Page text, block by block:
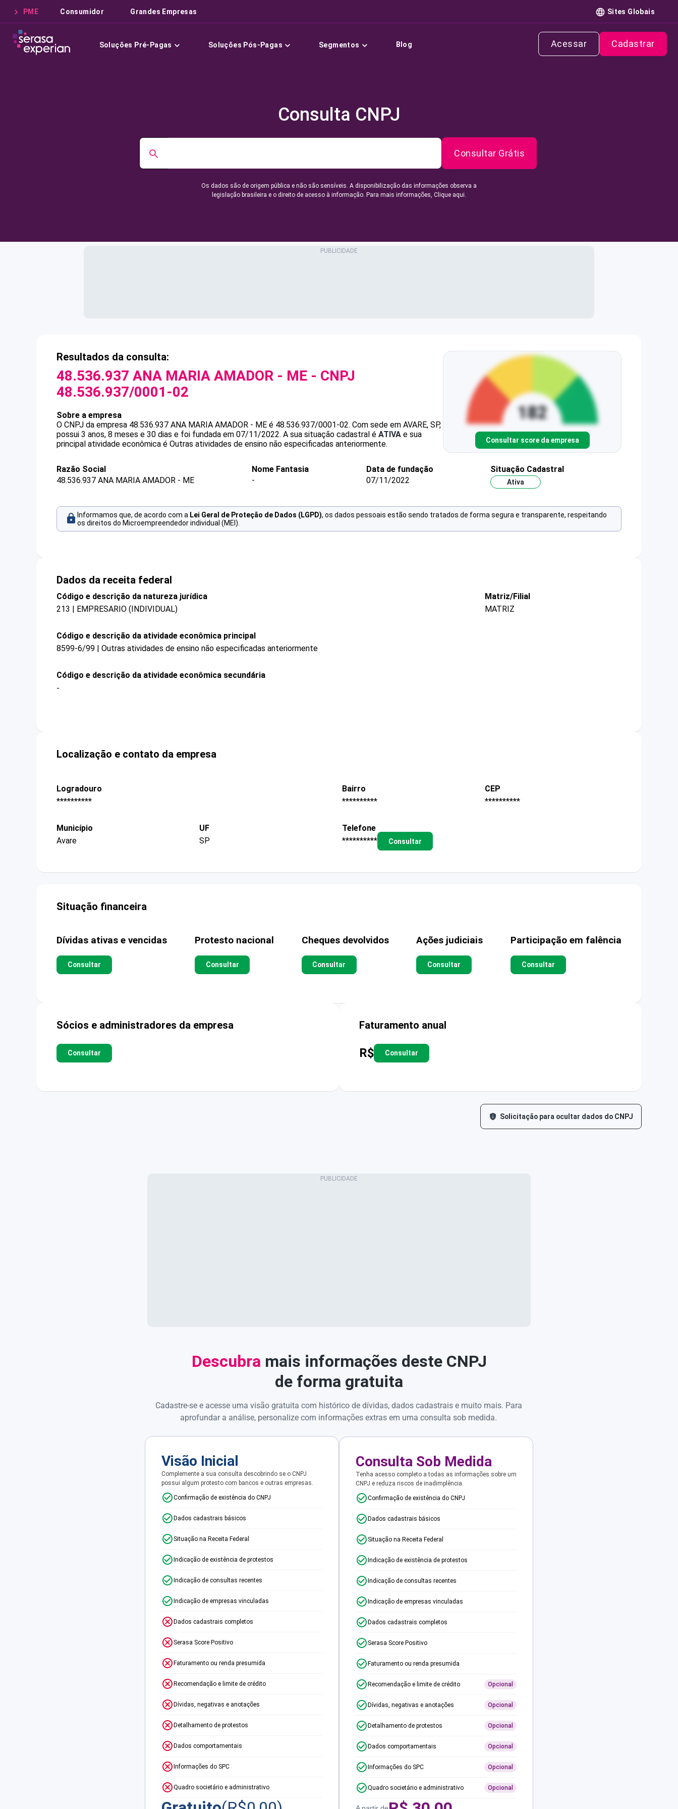
PME Consumidor Grandes Empresas Sites Globais
Soluções Pré-Pagas Soluções Pós-Pagas Segmentos Blog Acessar Cadastrar
Consulta CNPJ
Consultar Grátis
Os dados são de origem pública e não são sensíveis. A disponibilização das informações observa a
legislação brasileira e o direito de acesso à informação. Para mais informações, Clique aqui.
Resultados da consulta:
48.536.937 ANA MARIA AMADOR - ME - CNPJ
48.536.937/0001-02
Sobre a empresa
O CNPJ da empresa 48.536.937 ANA MARIA AMADOR - ME é 48.536.937/0001-02. Com sede em AVARE, SP,
possui 3 anos, 8 meses e 30 dias e foi fundada em 07/11/2022. A sua situação cadastral é ATIVA e sua
principal atividade econômica é Outras atividades de ensino não especificadas anteriormente.
Consultar score da empresa
Razão Social
48.536.937 ANA MARIA AMADOR - ME
Nome Fantasia
-
Data de fundação
07/11/2022
Situação Cadastral
Ativa
Informamos que, de acordo com a Lei Geral de Proteção de Dados (LGPD), os dados pessoais estão sendo tratados de forma segura e transparente, respeitando
os direitos do Microempreendedor individual (MEI).
Dados da receita federal
Código e descrição da natureza jurídica
213 | EMPRESARIO (INDIVIDUAL)
Matriz/Filial
MATRIZ
Código e descrição da atividade econômica principal
8599-6/99 | Outras atividades de ensino não especificadas anteriormente
Código e descrição da atividade econômica secundária
-
Localização e contato da empresa
Logradouro
**********
Bairro
**********
CEP
**********
Município
Avare
UF
SP
Telefone
**********
Consultar
Situação financeira
Dívidas ativas e vencidas
Consultar
Protesto nacional
Consultar
Cheques devolvidos
Consultar
Ações judiciais
Consultar
Participação em falência
Consultar
Sócios e administradores da empresa
Consultar
Faturamento anual
R$ Consultar
Solicitação para ocultar dados do CNPJ
Descubra mais informações deste CNPJ
de forma gratuita
Cadastre-se e acesse uma visão gratuita com histórico de dívidas, dados cadastrais e muito mais. Para
aprofundar a análise, personalize com informações extras em uma consulta sob medida.
Visão Inicial
Complemente a sua consulta descobrindo se o CNPJ
possui algum protesto com bancos e outras empresas.
Confirmação de existência do CNPJ
Dados cadastrais básicos
Situação na Receita Federal
Indicação de existência de protestos
Indicação de consultas recentes
Indicação de empresas vinculadas
Dados cadastrais completos
Serasa Score Positivo
Faturamento ou renda presumida
Recomendação e limite de crédito
Dívidas, negativas e anotações
Detalhamento de protestos
Dados comportamentais
Informações do SPC
Quadro societário e administrativo
Consulta Sob Medida
Tenha acesso completo a todas as informações sobre um
CNPJ e reduza riscos de inadimplência.
Confirmação de existência do CNPJ
Dados cadastrais básicos
Situação na Receita Federal
Indicação de existência de protestos
Indicação de consultas recentes
Indicação de empresas vinculadas
Dados cadastrais completos
Serasa Score Positivo
Faturamento ou renda presumida
Recomendação e limite de crédito Opcional
Dívidas, negativas e anotações Opcional
Detalhamento de protestos Opcional
Dados comportamentais Opcional
Informações do SPC Opcional
Quadro societário e administrativo Opcional